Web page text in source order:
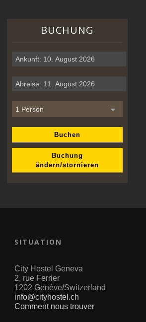
BUCHUNG
Buchen
Buchung
ändern/stornieren
SITUATION
City Hostel Geneva
2, rue Ferrier
1202 Genève/Switzerland
info@cityhostel.ch
Comment nous trouver